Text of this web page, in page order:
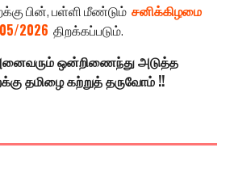
பின், பள்ளி மீண்டும் சனிக்கிழமை
2026 திறக்கப்படும்.
ஒன்றிணைந்து அடுத்த
தமிழை கற்றுத் தருவோம் !!